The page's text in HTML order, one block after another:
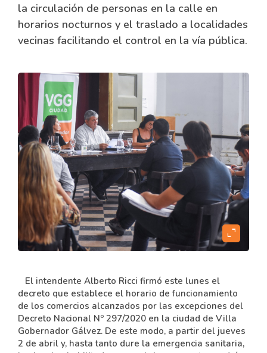
la circulación de personas en la calle en
horarios nocturnos y el traslado a localidades
vecinas facilitando el control en la vía pública.
expand_content
El intendente Alberto Ricci firmó este lunes el
decreto que establece el horario de funcionamiento
de los comercios alcanzados por las excepciones del
Decreto Nacional Nº 297/2020 en la ciudad de Villa
Gobernador Gálvez. De este modo, a partir del jueves
2 de abril y, hasta tanto dure la emergencia sanitaria,